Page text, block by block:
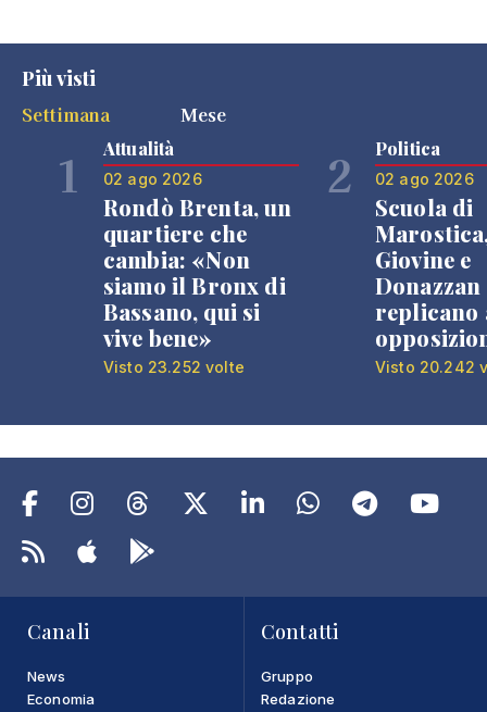
Più visti
Settimana
Mese
1 Attualità
02 ago 2026
Rondò Brenta, un
quartiere che
cambia: «Non
siamo il Bronx di
Bassano, qui si
vive bene»
Visto 23.252 volte
2 Politica
02 ago 2026
Scuola di
Giovine e
Donazzan
replicano
Visto 20.242
Canali
News
Economia
Contatti
Gruppo
Redazione